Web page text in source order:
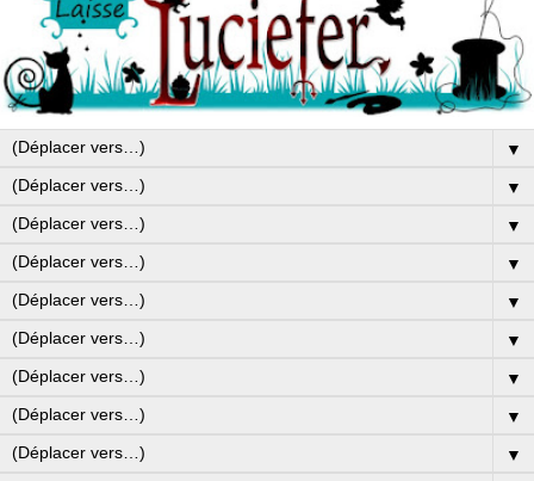
▼
▼
▼
▼
▼
▼
▼
▼
▼